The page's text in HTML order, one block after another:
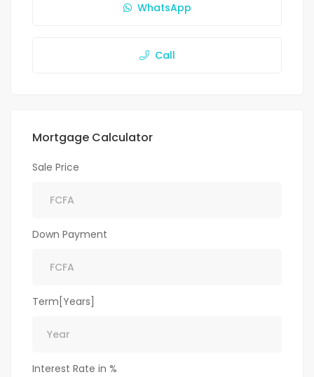
WhatsApp
Call
Mortgage Calculator
Sale Price
Down Payment
Term[Years]
Interest Rate in %